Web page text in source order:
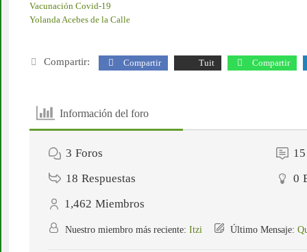
Vacunación Covid-19
Yolanda Acebes de la Calle
Compartir: Compartir Tuit Compartir
Información del foro
3 Foros
15
18 Respuestas 0
1,462 Miembros
Nuestro miembro más reciente: Itzi Último Mensaje: